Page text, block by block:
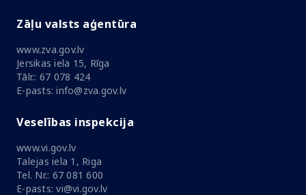
Zāļu valsts aģentūra
www.zva.gov.lv
Jersikas iela 15, Rīga
Tālr.: 67 078 424
E-pasts: info@zva.gov.lv
Veselības inspekcija
www.vi.gov.lv
Talejas iela 1, Riga
Tel. Nr.: 67 081 600
E-pasts: vi@vi.gov.lv